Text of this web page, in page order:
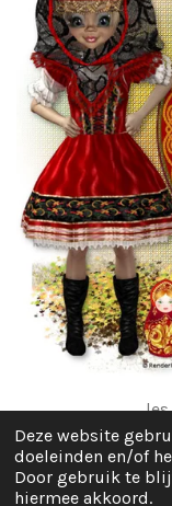
Deze website
doeleinden en/of
Door gebruik te
hiermee akkoord.
les